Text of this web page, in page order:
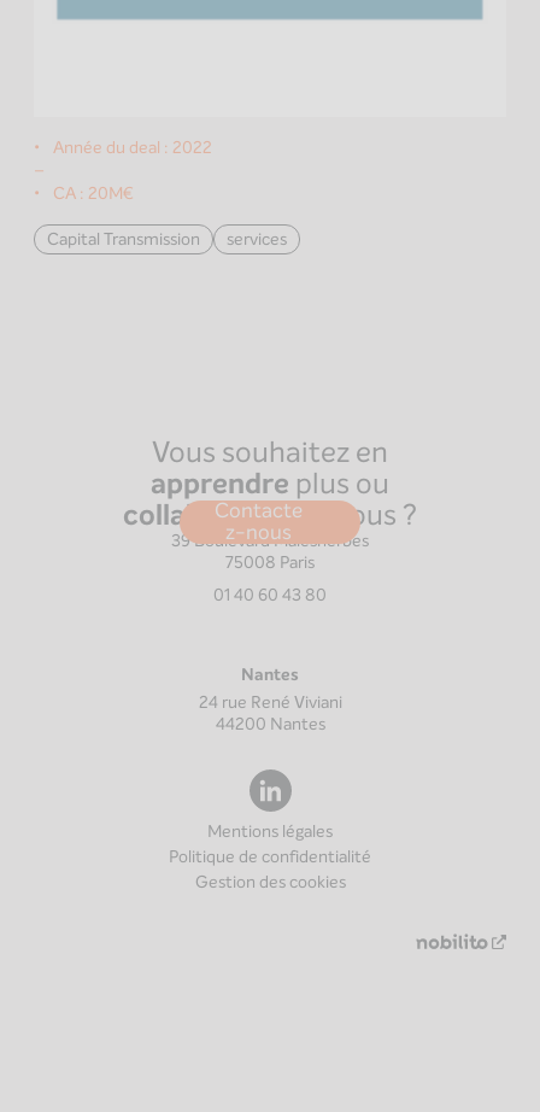
Année du deal : 2022
–
CA : 20M€
Capital Transmission
services
Vous souhaitez en
apprendre plus ou
collaboreravec nous ?
Contacte
z-nous
Paris
39 Boulevard Malesherbes
75008 Paris
01 40 60 43 80
Nantes
24 rue René Viviani
44200 Nantes
Mentions légales
Politique de confidentialité
Gestion des cookies